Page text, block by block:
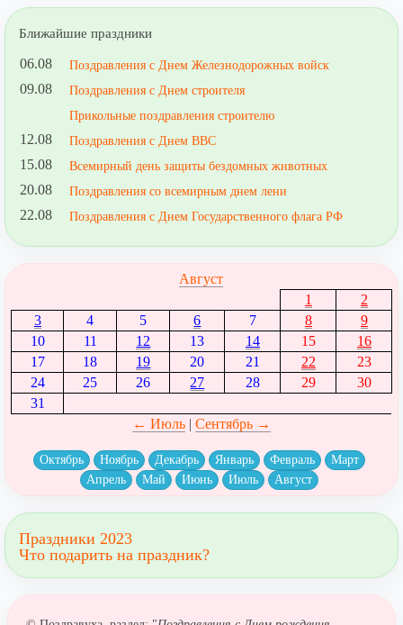
Ближайшие праздники
06.08 Поздравления с Днем Железнодорожных войск
09.08
Поздравления с Днем строителя
Прикольные поздравления строителю
12.08 Поздравления с Днем ВВС
15.08 Всемирный день защиты бездомных животных
20.08 Поздравления со всемирным днем лени
22.08 Поздравления с Днем Государственного флага РФ
Август
1
2
3
4 5 6 7 8
9
10
11 12 13 14 15
16
17
18 19 20 21 22
23
24
25 26 27 28 29
30
31
← Июль| Сентябрь →
Октябрь Ноябрь Декабрь Январь Февраль
Март
Апрель
Май Июнь Июль Август
Праздники 2023
Что подарить на праздник?